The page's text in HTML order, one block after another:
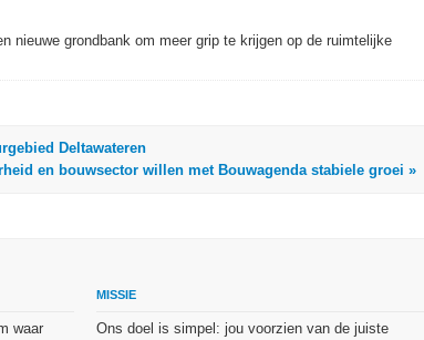
nieuwe grondbank om meer grip te krijgen op de ruimtelijke
Deltawateren
en bouwsector willen met Bouwagenda stabiele groei »
waar
MISSIE
Ons doel is simpel: jou voorzien van de juiste